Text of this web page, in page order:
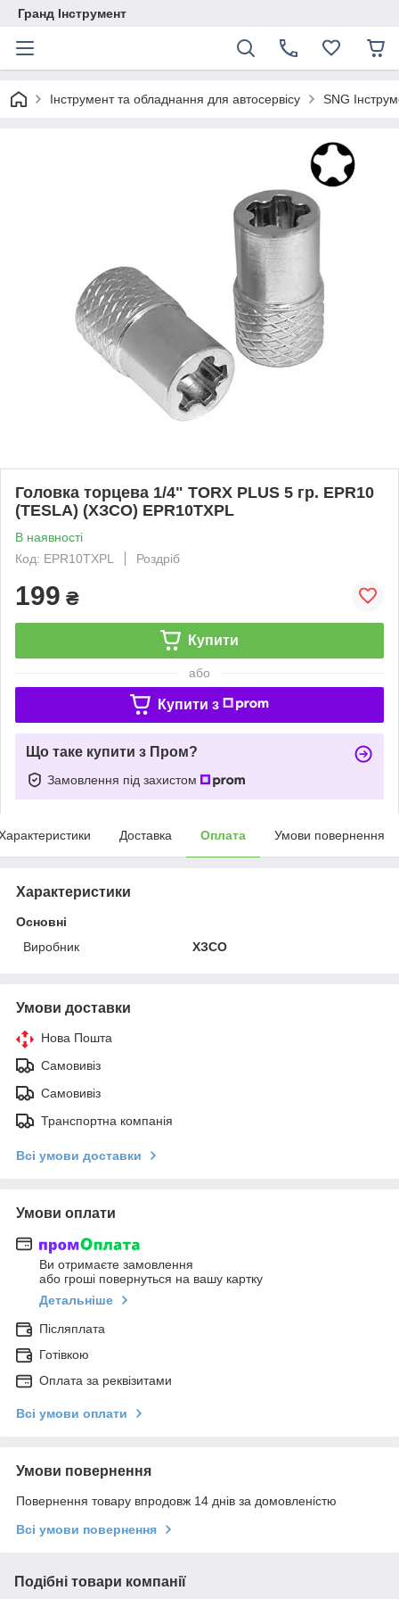
Гранд Інструмент
Інструмент та обладнання для автосервісу SNG
Головка торцева 1/4" TORX PLUS 5 гр. EPR10
(TESLA) (ХЗСО) EPR10TXPL
В наявності
Код: EPR10TXPL
Роздріб
199 ₴
Купити
або
Купити з
Що таке купити з Пром?
Замовлення під захистом
Доставка Оплата Умови повернення
Характеристики
Основні
Виробник
ХЗСО
Умови доставки
Нова Пошта
Самовивіз
Самовивіз
Транспортна компанія
Всі умови доставки
Умови оплати
Ви отримаєте замовлення
або гроші повернуться на вашу картку
Детальніше
Післяплата
Готівкою
Оплата за реквізитами
Всі умови оплати
Умови повернення
Повернення товару впродовж 14 днів за домовленістю
Всі умови повернення
Подібні товари компанії